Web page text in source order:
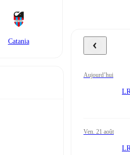
Catania
aujourd’hui
ven. 21 août